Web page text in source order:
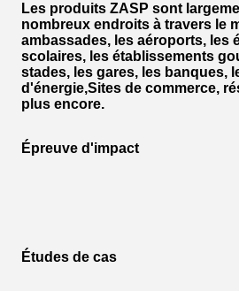
Les produits ZASP sont
nombreux endroits à travers le
ambassades, les aéroports, les
scolaires, les établissements
stades, les gares, les banques,
d'énergie,Sites de commerce,
plus encore.
Épreuve d'impact
Études de cas